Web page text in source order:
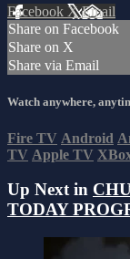
Facebook XEmail
Share on Facebook
Share on X
Share via Email
Watch anywhere,
Fire TV Android
TV Apple TV
Up Next in
TODAY